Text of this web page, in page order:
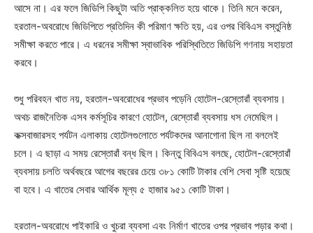
আসে না। এর ফলে জিডিপি কিছুটা অতি প্রাক্কলিত হয়ে থাকে। তিনি মনে করেন,
হরতাল-অবরোধে জিডিপিতে প্রতিদিন কী পরিমাণ ক্ষতি হয়, এর ওপর বিবিএস বস্তুনিষ্ঠ
সমীক্ষা করতে পারে। এ ধরনের সমীক্ষা স্বাভাবিক পরিস্থিতিতে জিডিপি গণনায় সহায়তা
করবে।
শুধু পরিবহন খাত নয়, হরতাল-অবরোধের প্রভাব পড়েনি হোটেল-রেস্তোরাঁ ব্যবসায়।
অথচ রাজনৈতিক এসব কর্মসূচির কারণে হোটেল, রেস্তোরাঁ ব্যবসায় ধস নেমেছিল।
কক্সবাজারসহ পর্যটন এলাকায় হোটেলগুলোতে পর্যটকদের আনাগোনা ছিল না বললেই
চলে। এ ছাড়া এ সময় রেস্তোরাঁ বন্ধ ছিল। কিন্তু বিবিএস বলছে, হোটেল-রেস্তোরাঁ
ব্যবসায় চলতি অর্থবছরে আগের বছরের চেয়ে ৩৮১ কোটি টাকার বেশি সেবা সৃষ্টি হয়েছে
বা হবে। এ খাতের সেবার আর্থিক মূল্য ৫ হাজার ৯৫১ কোটি টাকা।
হরতাল-অবরোধে পাইকারি ও খুচরা ব্যবসা এবং নির্মাণ খাতের ওপর প্রভাব পড়ার কথা।